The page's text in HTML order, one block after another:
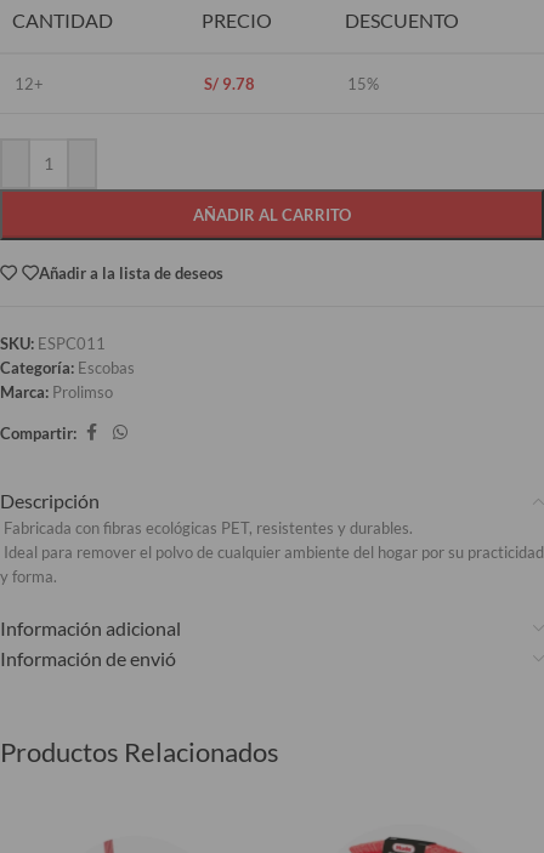
CANTIDAD PRECIO DESCUENTO
12+ S/ 9.78 15%
AÑADIR AL CARRITO
Añadir a la lista de deseos
SKU: ESPC011
Categoría: Escobas
Marca: Prolimso
Compartir:
Descripción
Fabricada con fibras ecológicas PET, resistentes y durables.
Ideal para remover el polvo de cualquier ambiente del hogar por su practicidad
y forma.
Información adicional
Información de envió
Productos Relacionados